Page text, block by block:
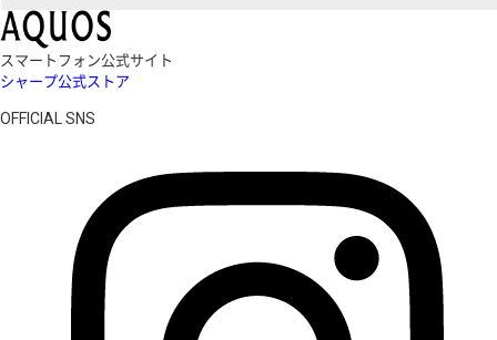
スマートフォン公式サイト
シャープ公式ストア
OFFICIAL SNS